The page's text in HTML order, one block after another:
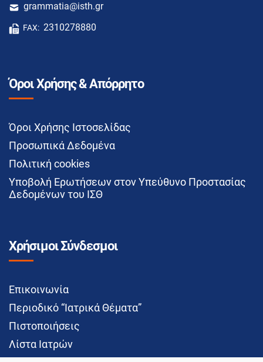
grammatia@isth.gr
FAX: 2310278880
Όροι Χρήσης & Απόρρητο
Όροι Χρήσης Ιστοσελίδας
Προσωπικά Δεδομένα
Πολιτική cookies
Υποβολή Ερωτήσεων στον Υπεύθυνο Προστασίας
Δεδομένων του ΙΣΘ
Χρήσιμοι Σύνδεσμοι
Επικοινωνία
Περιοδικό “Ιατρικά Θέματα”
Πιστοποιήσεις
Λίστα Ιατρών